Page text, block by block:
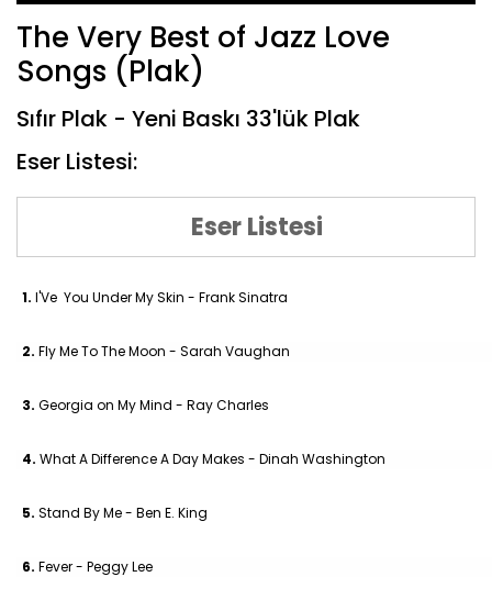
The Very Best of Jazz Love
Songs (Plak)
Sıfır Plak - Yeni Baskı 33'lük Plak
Eser Listesi:
Eser Listesi
1. I'Ve You Under My Skin - Frank Sinatra
2. Fly Me To The Moon - Sarah Vaughan
3. Georgia on My Mind - Ray Charles
4. What A Difference A Day Makes - Dinah Washington
5. Stand By Me - Ben E. King
6. Fever - Peggy Lee